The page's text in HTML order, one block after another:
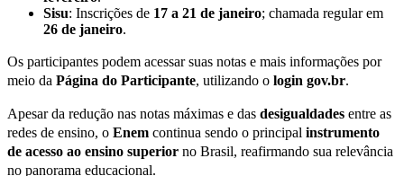
Sisu: Inscrições de 17 a 21 de janeiro; chamada regular em
26 de janeiro.
Os participantes podem acessar suas notas e mais informações por
meio da Página do Participante, utilizando o login gov.br.
Apesar da redução nas notas máximas e das desigualdades entre as
redes de ensino, o Enem continua sendo o principal instrumento
de acesso ao ensino superior no Brasil, reafirmando sua relevância
no panorama educacional.